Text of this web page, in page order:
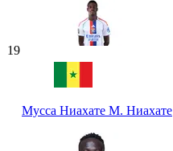
19
Мусса Ниахате М. Ниахате